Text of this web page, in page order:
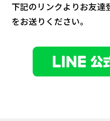
下記のリンクよりお友達
をお送りください。